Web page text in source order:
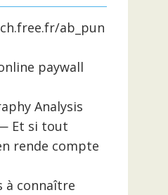
ab_pun
paywall
Analysis
Et si tout
rende compte
à connaître